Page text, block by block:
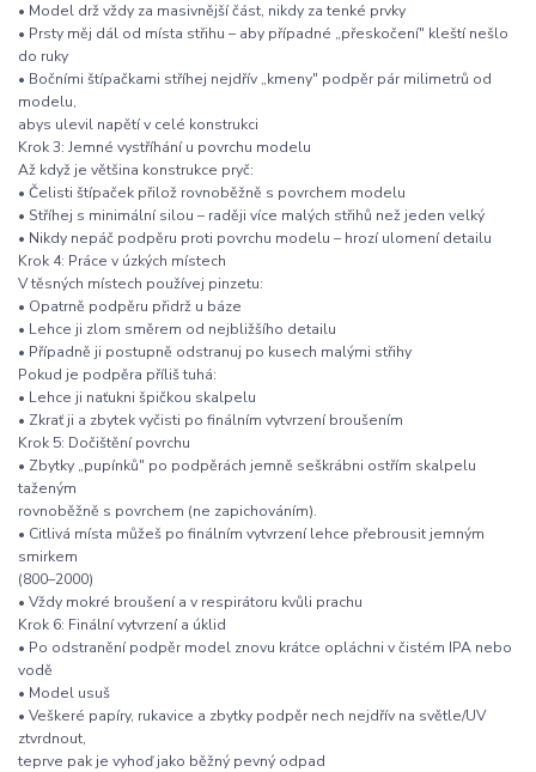
• Model drž vždy za masivnější část, nikdy za tenké prvky
• Prsty měj dál od místa střihu – aby případné „přeskočení" kleští nešlo
do ruky
• Bočními štípačkami stříhej nejdřív „kmeny" podpěr pár milimetrů od
modelu,
abys ulevil napětí v celé konstrukci
Krok 3: Jemné vystříhání u povrchu modelu
Až když je většina konstrukce pryč:
• Čelisti štípaček přilož rovnoběžně s povrchem modelu
• Stříhej s minimální silou – raději více malých střihů než jeden velký
• Nikdy nepáč podpěru proti povrchu modelu – hrozí ulomení detailu
Krok 4: Práce v úzkých místech
V těsných místech používej pinzetu:
• Opatrně podpěru přidrž u báze
• Lehce ji zlom směrem od nejbližšího detailu
• Případně ji postupně odstranuj po kusech malými střihy
Pokud je podpěra příliš tuhá:
• Lehce ji naťukni špičkou skalpelu
• Zkrať ji a zbytek vyčisti po finálním vytvrzení broušením
Krok 5: Dočištění povrchu
• Zbytky „pupínků" po podpěrách jemně seškrábni ostřím skalpelu
taženým
rovnoběžně s povrchem (ne zapichováním).
• Citlivá místa můžeš po finálním vytvrzení lehce přebrousit jemným
smirkem
(800–2000)
• Vždy mokré broušení a v respirátoru kvůli prachu
Krok 6: Finální vytvrzení a úklid
• Po odstranění podpěr model znovu krátce opláchni v čistém IPA nebo
vodě
• Model usuš
• Veškeré papíry, rukavice a zbytky podpěr nech nejdřív na světle/UV
ztvrdnout,
teprve pak je vyhoď jako běžný pevný odpad